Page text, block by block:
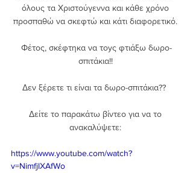
όλους τα Χριστούγεννα και κάθε χρόνο
προσπαθώ να σκεφτώ και κάτι διαφορετικό.
Φέτος, σκέφτηκα να τοyς φτιάξω δωρο-
σπιτάκια!!
Δεν ξέρετε τι είναι τα δωρο-σπιτάκια??
Δείτε το παρακάτω βίντεο για να το
ανακαλύψετε:
https://www.youtube.com/watch?
v=NimfjlXAfWo